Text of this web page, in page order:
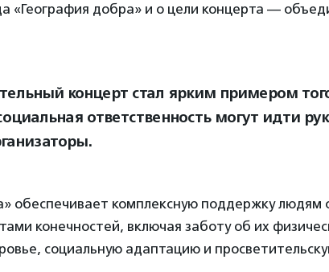
«География добра» и о цели концерта —
концерт стал ярким примером
ответственность могут идти
обеспечивает комплексную поддержку людям
конечностей, включая заботу об их
социальную адаптацию и